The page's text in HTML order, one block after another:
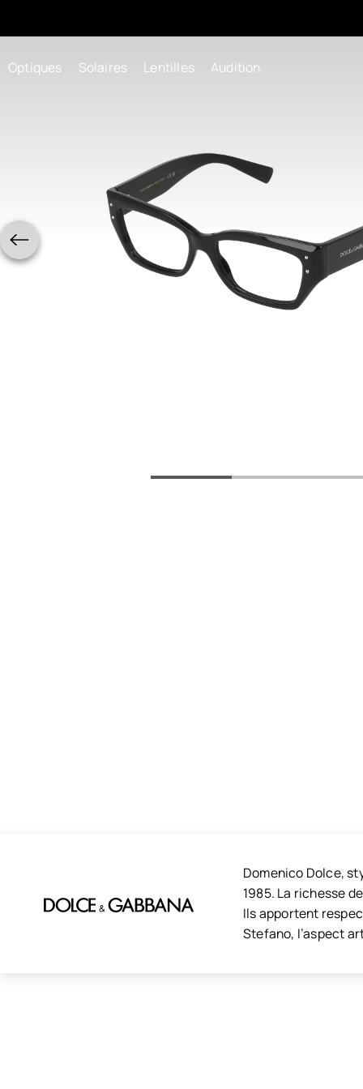
Optiques Solaires Lentilles Audition
Domenico Dolce,
1985. La richesse
Ils apportent
Stefano, l’aspect